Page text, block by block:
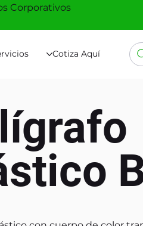
Cotiza Aquí
Corporativos